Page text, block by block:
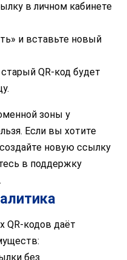
в личном кабинете
и вставьте новый
QR-код будет
зоны у
Если вы хотите
новую ссылку
в поддержку
QR-кодов даёт
без